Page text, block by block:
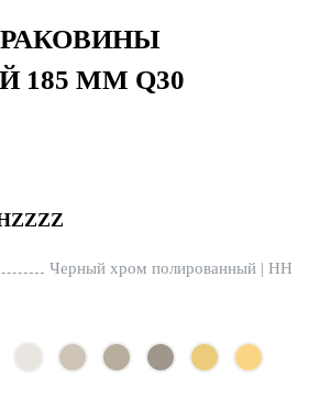
ММ Q30
Черный хром полированный | HH